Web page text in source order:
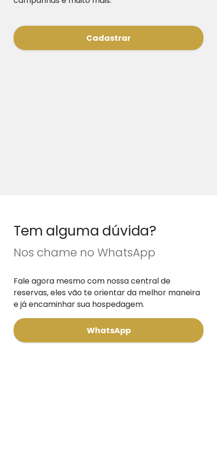
Cadastrar
Tem alguma dúvida?
Nos chame no WhatsApp
Fale agora mesmo com nossa central de
reservas, eles vão te orientar da melhor maneira
e já encaminhar sua hospedagem.
WhatsApp